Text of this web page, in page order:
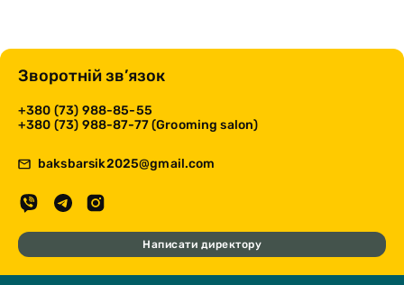
Зворотній зв’язок
+380 (73) 988-85-55
+380 (73) 988-87-77 (Grooming salon)
baksbarsik2025@gmail.com
Написати директору